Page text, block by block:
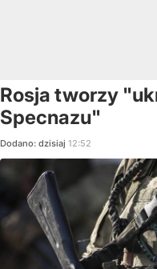
Rosja tworzy
Specnazu"
Dodano: dzisiaj 12:52